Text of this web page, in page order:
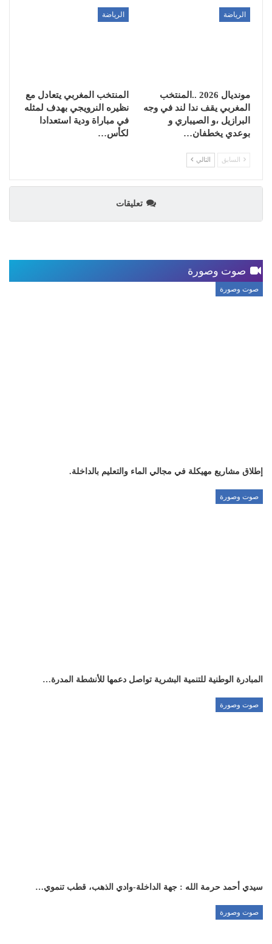
الرياضة
مونديال 2026 ..المنتخب
المغربي يقف ندا لند في وجه
البرازيل ،و الصيباري و
بوعدي يخطفان…
الرياضة
المنتخب المغربي يتعادل مع
نظيره النرويجي بهدف لمثله
في مباراة ودية استعدادا
لكأس…
السابق التالي
تعليقات
صوت وصورة
صوت وصورة
إطلاق مشاريع مهيكلة في مجالي الماء والتعليم بالداخلة.
صوت وصورة
المبادرة الوطنية للتنمية البشرية تواصل دعمها للأنشطة المدرة…
صوت وصورة
سيدي أحمد حرمة الله : جهة الداخلة-وادي الذهب، قطب تنموي…
صوت وصورة